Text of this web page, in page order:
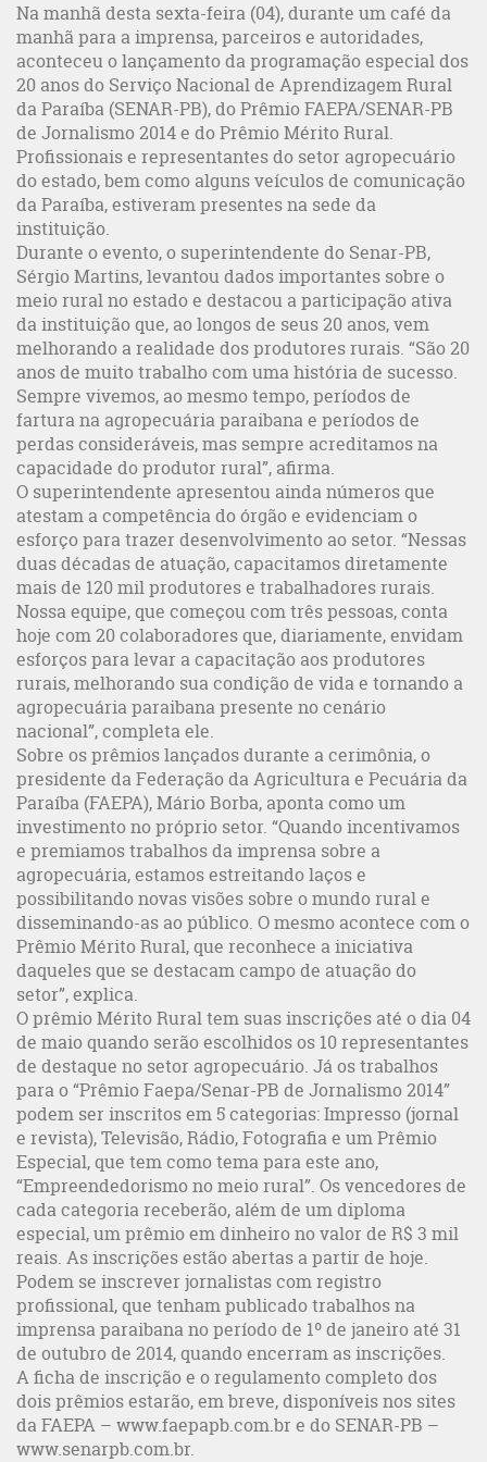
Na manhã desta sexta-feira (04), durante um café da
manhã para a imprensa, parceiros e autoridades,
aconteceu o lançamento da programação especial dos
20 anos do Serviço Nacional de Aprendizagem Rural
da Paraíba (SENAR-PB), do Prêmio FAEPA/SENAR-PB
de Jornalismo 2014 e do Prêmio Mérito Rural.
Profissionais e representantes do setor agropecuário
do estado, bem como alguns veículos de comunicação
da Paraíba, estiveram presentes na sede da
instituição.
Durante o evento, o superintendente do Senar-PB,
Sérgio Martins, levantou dados importantes sobre o
meio rural no estado e destacou a participação ativa
da instituição que, ao longos de seus 20 anos, vem
melhorando a realidade dos produtores rurais. “São 20
anos de muito trabalho com uma história de sucesso.
Sempre vivemos, ao mesmo tempo, períodos de
fartura na agropecuária paraibana e períodos de
perdas consideráveis, mas sempre acreditamos na
capacidade do produtor rural”, afirma.
O superintendente apresentou ainda números que
atestam a competência do órgão e evidenciam o
esforço para trazer desenvolvimento ao setor. “Nessas
duas décadas de atuação, capacitamos diretamente
mais de 120 mil produtores e trabalhadores rurais.
Nossa equipe, que começou com três pessoas, conta
hoje com 20 colaboradores que, diariamente, envidam
esforços para levar a capacitação aos produtores
rurais, melhorando sua condição de vida e tornando a
agropecuária paraibana presente no cenário
nacional”, completa ele.
Sobre os prêmios lançados durante a cerimônia, o
presidente da Federação da Agricultura e Pecuária da
Paraíba (FAEPA), Mário Borba, aponta como um
investimento no próprio setor. “Quando incentivamos
e premiamos trabalhos da imprensa sobre a
agropecuária, estamos estreitando laços e
possibilitando novas visões sobre o mundo rural e
disseminando-as ao público. O mesmo acontece com o
Prêmio Mérito Rural, que reconhece a iniciativa
daqueles que se destacam campo de atuação do
setor”, explica.
O prêmio Mérito Rural tem suas inscrições até o dia 04
de maio quando serão escolhidos os 10 representantes
de destaque no setor agropecuário. Já os trabalhos
para o “Prêmio Faepa/Senar-PB de Jornalismo 2014”
podem ser inscritos em 5 categorias: Impresso (jornal
e revista), Televisão, Rádio, Fotografia e um Prêmio
Especial, que tem como tema para este ano,
“Empreendedorismo no meio rural”. Os vencedores de
cada categoria receberão, além de um diploma
especial, um prêmio em dinheiro no valor de R$ 3 mil
reais. As inscrições estão abertas a partir de hoje.
Podem se inscrever jornalistas com registro
profissional, que tenham publicado trabalhos na
imprensa paraibana no período de 1º de janeiro até 31
de outubro de 2014, quando encerram as inscrições.
A ficha de inscrição e o regulamento completo dos
dois prêmios estarão, em breve, disponíveis nos sites
da FAEPA – www.faepapb.com.br e do SENAR-PB –
www.senarpb.com.br.